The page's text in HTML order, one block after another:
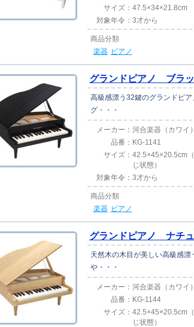
サイズ：47.5×34×21.8cm
対象年令：3才から
商品分類
楽器 ピアノ
グランドピアノ ブラ
高級感漂う32鍵のグランドピ
グ・・・
メーカー：河合楽器（カワイ）
品番： KG-1141
サイズ：42.5×45×20.5cm
じ状態）
対象年令：3才から
商品分類
楽器 ピアノ
グランドピアノ ナチ
天然木の木目が美しい高級感
や・・・
メーカー：河合楽器（カワイ）
品番： KG-1144
サイズ：42.5×45×20.5cm
じ状態）